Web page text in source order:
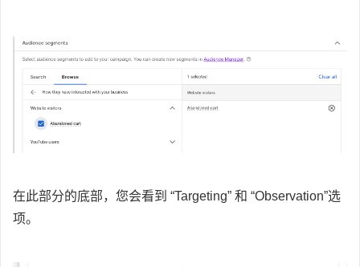
在此部分的底部，您会看到 “Targeting” 和 “Observation”选
项。